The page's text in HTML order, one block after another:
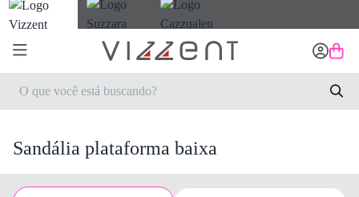
Sandália plataforma baixa